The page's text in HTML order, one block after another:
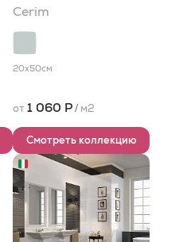
Cerim
20x50см
от 1 060 Р/ м2
Смотреть коллекцию